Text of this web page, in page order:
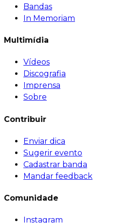
Bandas
In Memoriam
Multimídia
Vídeos
Discografia
Imprensa
Sobre
Contribuir
Enviar dica
Sugerir evento
Cadastrar banda
Mandar feedback
Comunidade
Instagram